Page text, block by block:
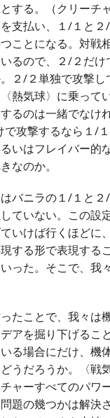
する。（クリーチ
支払い、１/１と２/
ことになる。対戦
るので、２/２だけ
２/２単独で攻撃
熱気球〉に乗って
るのは一緒でなけ
で攻撃するなら１/
いはフレイバー的
なのか。
バニラの１/１と２
ていない。この設
いけば行くほどに
する形で表現する
った。そこで、我
たことで、我々は
アを掘り下げるこ
る場合にだけ、機
うだろうか。〈戦
ャーすべてのパワ
題の幾つかは解決